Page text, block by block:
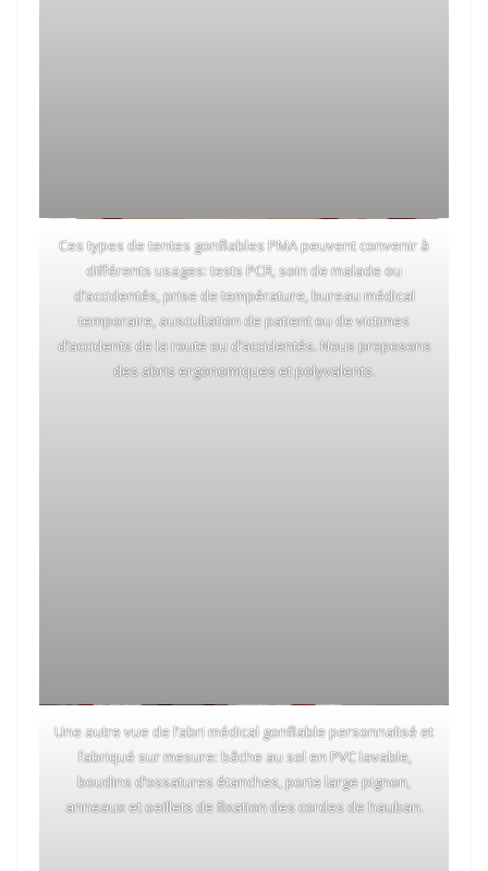
Ces types de tentes gonflables PMA peuvent convenir à
différents usages: tests PCR, soin de malade ou
d’accidentés, prise de température, bureau médical
temporaire, auscultation de patient ou de victimes
d’accidents de la route ou d’accidentés. Nous proposons
des abris ergonomiques et polyvalents.
Une autre vue de l’abri médical gonflable personnalisé et
fabriqué sur mesure: bâche au sol en PVC lavable,
boudins d’ossatures étanches, porte large pignon,
anneaux et oeillets de fixation des cordes de hauban.